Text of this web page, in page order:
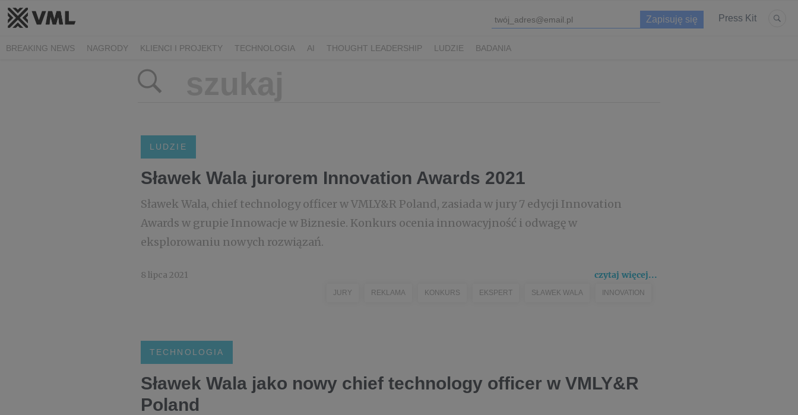
Press Kit
BREAKING NEWS NAGRODY KLIENCI I PROJEKTY TECHNOLOGIA AI THOUGHT LEADERSHIP LUDZIE BADANIA
LUDZIE
Sławek Wala jurorem Innovation Awards 2021
Sławek Wala, chief technology officer w VMLY&R Poland, zasiada w jury 7 edycji Innovation
Awards w grupie Innowacje w Biznesie. Konkurs ocenia innowacyjność i odwagę w
eksplorowaniu nowych rozwiązań.
8 lipca 2021 czytaj więcej...
JURY REKLAMA KONKURS EKSPERT SŁAWEK WALA INNOVATION
TECHNOLOGIA
Sławek Wala jako nowy chief technology officer w VMLY&R
Poland